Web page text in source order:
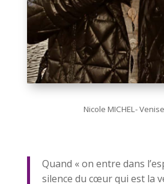
Nicole MICHEL-
Quand « on entre dans
silence du cœur qui est la